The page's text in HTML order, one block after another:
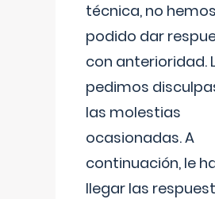
técnica, no hemos
podido dar
con anterioridad.
pedimos
las molestias
ocasionadas. A
continuación, le
llegar las